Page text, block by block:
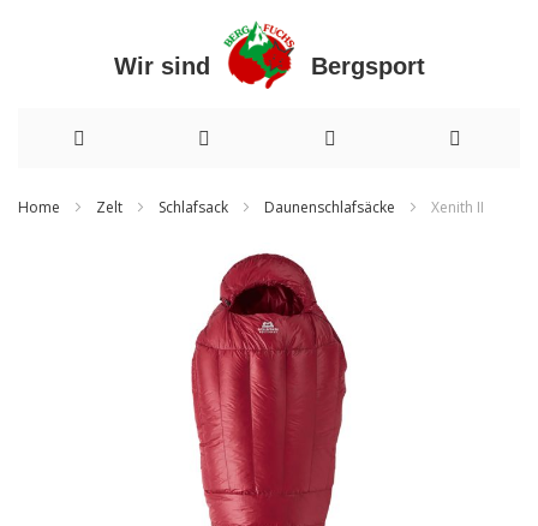
Wir sind Bergsport
Home Zelt Schlafsack Daunenschlafsäcke Xenith II